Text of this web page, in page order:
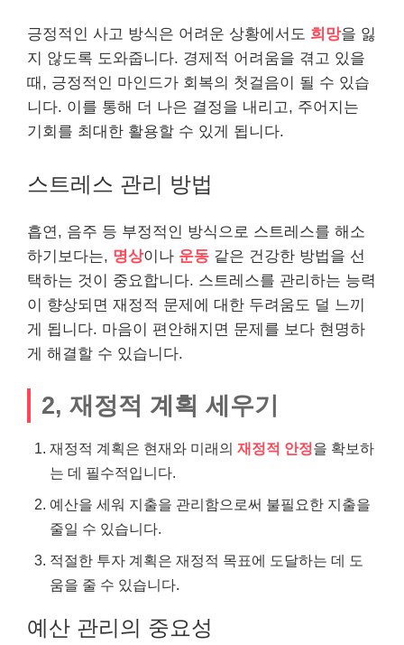
긍정적인 사고 방식은 어려운 상황에서도 희망을 잃
지 않도록 도와줍니다. 경제적 어려움을 겪고 있을
때, 긍정적인 마인드가 회복의 첫걸음이 될 수 있습
니다. 이를 통해 더 나은 결정을 내리고, 주어지는
기회를 최대한 활용할 수 있게 됩니다.
스트레스 관리 방법
흡연, 음주 등 부정적인 방식으로 스트레스를 해소
하기보다는, 명상이나 운동 같은 건강한 방법을 선
택하는 것이 중요합니다. 스트레스를 관리하는 능력
이 향상되면 재정적 문제에 대한 두려움도 덜 느끼
게 됩니다. 마음이 편안해지면 문제를 보다 현명하
게 해결할 수 있습니다.
2, 재정적 계획 세우기
재정적 계획은 현재와 미래의 재정적 안정을 확보하
는 데 필수적입니다.
예산을 세워 지출을 관리함으로써 불필요한 지출을
줄일 수 있습니다.
적절한 투자 계획은 재정적 목표에 도달하는 데 도
움을 줄 수 있습니다.
예산 관리의 중요성